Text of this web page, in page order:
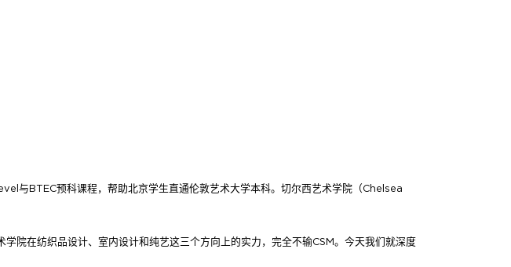
与BTEC预科课程，帮助北京学生直通伦敦艺术大学本科。切尔西艺术学院（Chelsea
院在纺织品设计、室内设计和纯艺这三个方向上的实力，完全不输CSM。今天我们就深度